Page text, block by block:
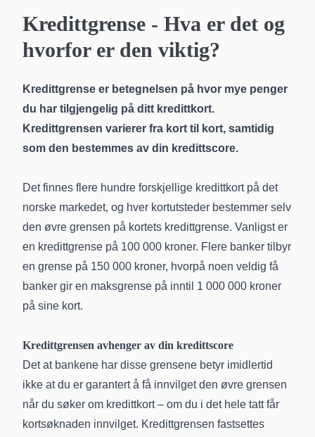
Kredittgrense - Hva er det og
hvorfor er den viktig?
Kredittgrense er betegnelsen på hvor mye penger
du har tilgjengelig på ditt kredittkort.
Kredittgrensen varierer fra kort til kort, samtidig
som den bestemmes av din kredittscore.
Det finnes flere hundre forskjellige kredittkort på det
norske markedet, og hver kortutsteder bestemmer selv
den øvre grensen på kortets kredittgrense. Vanligst er
en kredittgrense på 100 000 kroner. Flere banker tilbyr
en grense på 150 000 kroner, hvorpå noen veldig få
banker gir en maksgrense på inntil 1 000 000 kroner
på sine kort.
Kredittgrensen avhenger av din kredittscore
Det at bankene har disse grensene betyr imidlertid
ikke at du er garantert å få innvilget den øvre grensen
når du søker om kredittkort – om du i det hele tatt får
kortsøknaden innvilget. Kredittgrensen fastsettes